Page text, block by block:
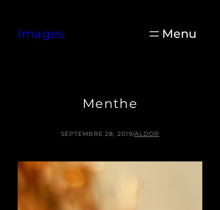
contenu
Images
Menthe
SEPTEMBRE 28, 2019/ALDOR